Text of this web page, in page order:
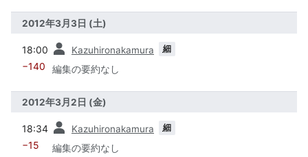
2012年3月3日 (土)
18:00 Kazuhironakamura 細
−140 編集の要約なし
2012年3月2日 (金)
18:34 Kazuhironakamura 細
−15 編集の要約なし